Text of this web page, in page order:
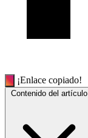
¡Enlace copiado!
Contenido del artículo